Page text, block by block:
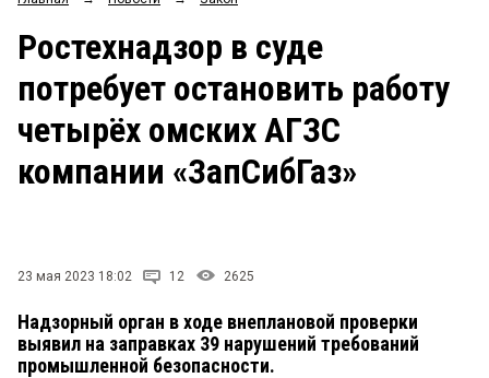
ОБЩЕСТВО
ЗАКОН
НОВОСТИ КОМПАНИЙ
Рейтинги
Блоги
Архив
Ростехнадзор в суде
потребует остановить работу
четырёх омских АГЗС
компании «ЗапСибГаз»
23 мая 2023 18:02 12 2625
Надзорный орган в ходе внеплановой проверки
выявил на заправках 39 нарушений требований
промышленной безопасности.